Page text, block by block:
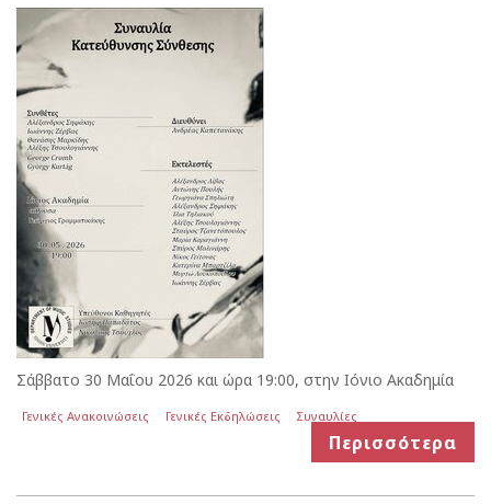
Σάββατο 30 Μαΐου 2026 και ώρα 19:00, στην Ιόνιο Ακαδημία
Γενικές Ανακοινώσεις Γενικές Εκδηλώσεις Συναυλίες
Περισσότερα